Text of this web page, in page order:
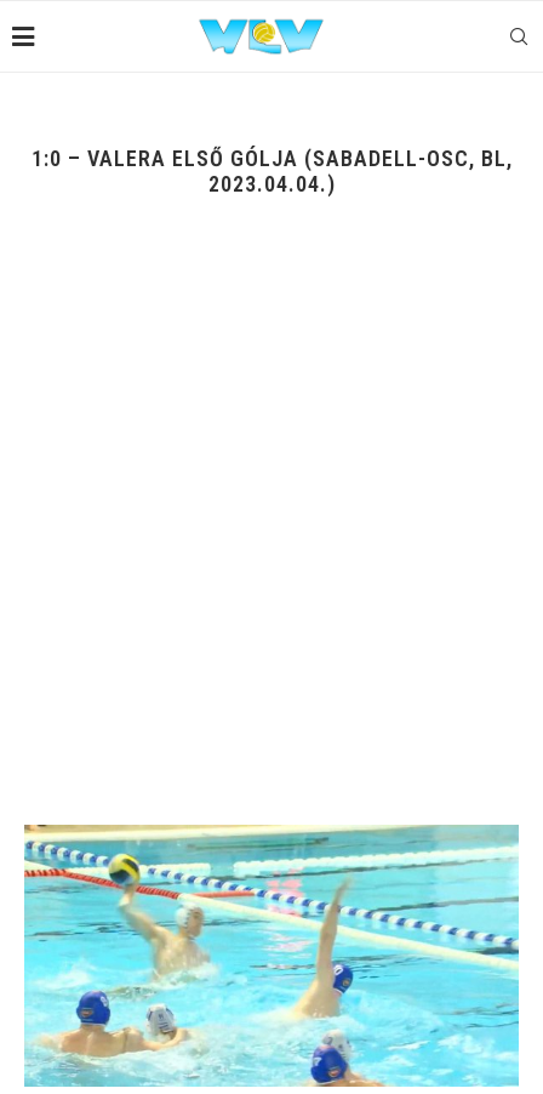
1:0 – VALERA ELSŐ GÓLJA (SABADELL-OSC, BL,
2023.04.04.)